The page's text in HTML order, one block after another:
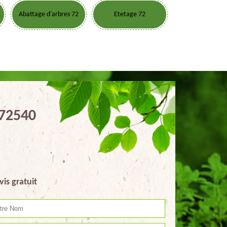
Abattage d'arbres 72 Etetage 72
gratuit